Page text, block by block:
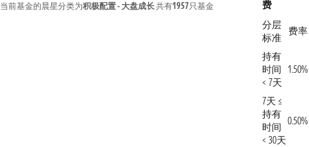
当前基金的晨星分类为积极配置 - 大盘成长共有1957只基金
费
分层
标准
费率
持有
时间
< 7天
1.50%
7天 ≤
持有
时间
< 30天
0.50%